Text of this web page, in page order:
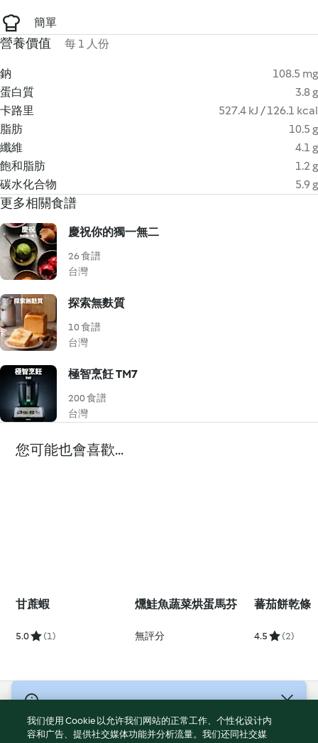
簡單
營養價值 每 1 人份
鈉
108.5 mg
蛋白質
3.8 g
卡路里
527.4 kJ / 126.1 kcal
脂肪
10.5 g
纖維
4.1 g
飽和脂肪
1.2 g
碳水化合物
5.9 g
更多相關食譜
慶祝你的獨一無二
26 食譜
台灣
探索無麩質
10 食譜
台灣
極智烹飪 TM7
200 食譜
台灣
您可能也會喜歡...
甘蔗蝦
5.0 (1)
燻鮭魚蔬菜烘蛋馬芬
無評分
蕃茄餅乾條
4.5 (2)
服務條款
我们使用 Cookie 以允许我们网站的正常工作、个性化设计内
容和广告、提供社交媒体功能并分析流量。我们还同社交媒